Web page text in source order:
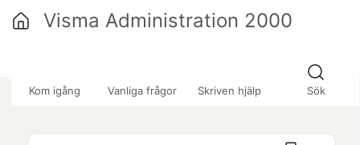
Kom igång Vanliga frågor Skriven hjälp Sök
Visma Administration 2000